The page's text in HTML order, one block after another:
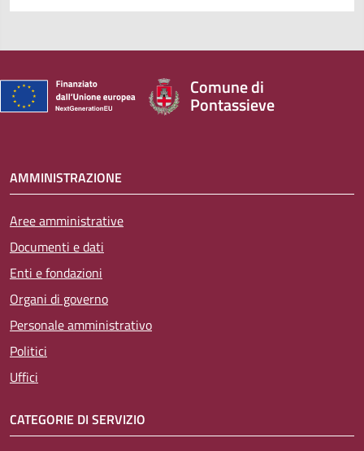
Comune di
Pontassieve
AMMINISTRAZIONE
Aree amministrative
Documenti e dati
Enti e fondazioni
Organi di governo
Personale amministrativo
Politici
Uffici
CATEGORIE DI SERVIZIO